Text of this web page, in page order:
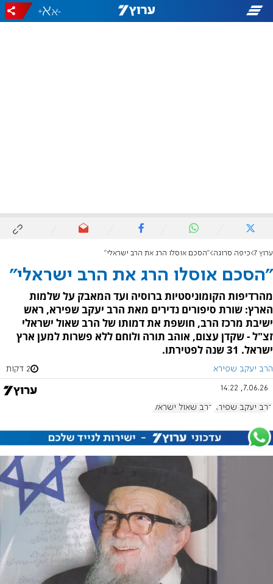
-
+
ערוץ 7 כיפה סרוגה "הסכם אוסלו הרג את הרב ישראלי"
"הסכם אוסלו הרג את הרב ישראלי"
מהרדיפות הקומוניסטיות ברוסיה ועד המאבק על שלמות
הארץ: שורת סיפורים נדירים מאת הרב יעקב שפירא, ראש
ישיבת מרכז הרב, חושפת את דמותו של הרב שאול ישראלי
זצ"ל - שקדן עצום, אוהב תורה ולוחם ללא פשרות למען ארץ
ישראל. 31 שנה לפטירתו.
הרב יעקב שפירא 2 דקות
7.06.26, 14:22
הרב יעקב שפירא הרב שאול ישראלי